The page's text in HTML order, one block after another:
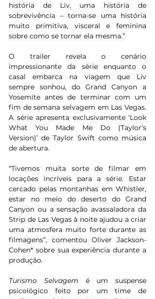
história de Liv, uma história de
sobrevivência – torna-se uma história
muito primitiva, visceral e feminina
sobre como se tornar ela mesma.”
O trailer revela o cenário
impressionante da série enquanto o
casal embarca na viagem que Liv
sempre sonhou, do Grand Canyon a
Yosemite antes de terminar com um
fim de semana selvagem em Las Vegas.
A série apresenta exclusivamente ‘Look
What You Made Me Do (Taylor’s
Version)’ de Taylor Swift como música
de abertura.
“Tivemos muita sorte de filmar em
locações incríveis para a série. Estar
cercado pelas montanhas em Whistler,
estar no meio do deserto do Grand
Canyon ou a sensação avassaladora da
Strip de Las Vegas à noite ajudou a criar
uma atmosfera muito forte durante as
filmagens”, comentou Oliver Jackson-
Cohen* sobre sua experiência durante a
produção.
Turismo Selvagem é um suspense
psicológico feito por um time de